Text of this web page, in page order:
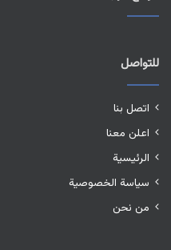
للتواصل
اتصل بنا
اعلن معنا
الرئيسية
سياسة الخصوصية
من نحن